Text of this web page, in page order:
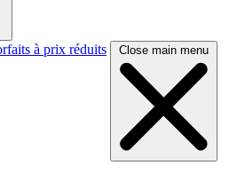
à prix réduits Close main menu